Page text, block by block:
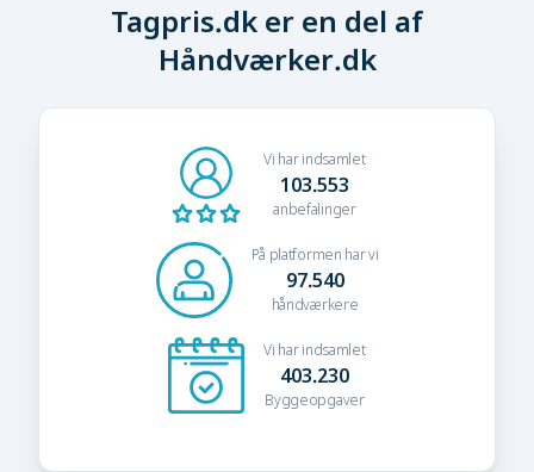
Tagpris.dk er en del af
Håndværker.dk
Vi har indsamlet
103.553
anbefalinger
På platformen har vi
97.540
håndværkere
Vi har indsamlet
403.230
Byggeopgaver